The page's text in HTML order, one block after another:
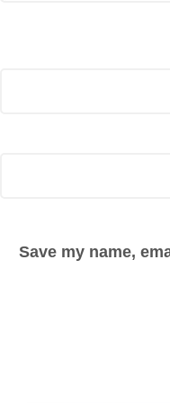
Save my name,